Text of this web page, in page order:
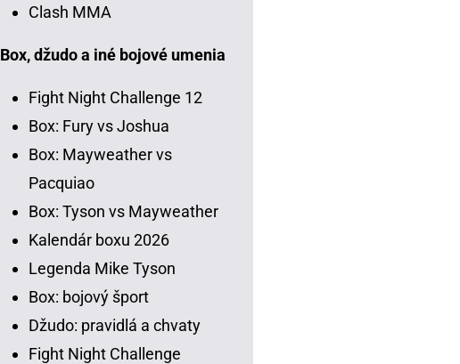
Clash MMA
Box, džudo a iné bojové umenia
Fight Night Challenge 12
Box: Fury vs Joshua
Box: Mayweather vs
Pacquiao
Box: Tyson vs Mayweather
Kalendár boxu 2026
Legenda Mike Tyson
Box: bojový šport
Džudo: pravidlá a chvaty
Fight Night Challenge